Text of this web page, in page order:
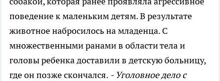
поведение к маленьким детям. В результате
животное набросилось на младенца. С
множественными ранами в области тела и
головы ребенка доставили в детскую больницу,
где он позже скончался. - Уголовное дело с